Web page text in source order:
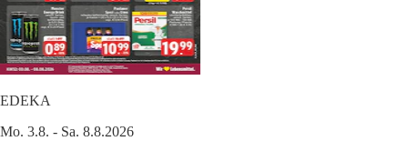
EDEKA
Mo. 3.8. - Sa. 8.8.2026